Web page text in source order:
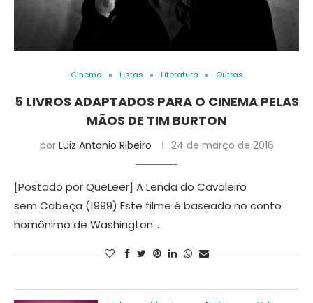
Cinema Listas Literatura Outras
5 LIVROS ADAPTADOS PARA O CINEMA PELAS
MÃOS DE TIM BURTON
por Luiz Antonio Ribeiro 24 de março de 2016
[Postado por QueLeer] A Lenda do Cavaleiro
sem Cabeça (1999) Este filme é baseado no conto
homônimo de Washington…